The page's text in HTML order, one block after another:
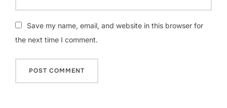
Save my name, email, and website in this browser for
the next time I comment.